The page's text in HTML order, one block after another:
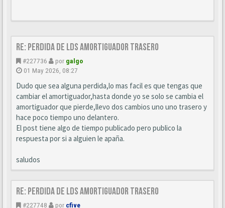
Re: Perdida de LDS amortiguador trasero
#227736 por galgo
01 May 2026, 08:27
Dudo que sea alguna perdida,lo mas facil es que tengas que
cambiar el amortiguador,hasta donde yo se solo se cambia el
amortiguador que pierde,llevo dos cambios uno uno trasero y
hace poco tiempo uno delantero.
El post tiene algo de tiempo publicado pero publico la
respuesta por si a alguien le apaña.
saludos
Re: Perdida de LDS amortiguador trasero
#227748 por cfive